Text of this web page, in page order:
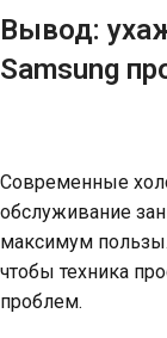
Вывод:
Samsung
Современные
обслуживание
максимум
чтобы техника
проблем.